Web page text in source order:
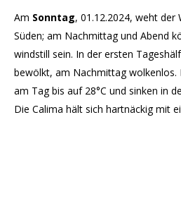
Am Sonntag, 01.12.2024, weht der
Süden; am Nachmittag und Abend
windstill sein. In der ersten
bewölkt, am Nachmittag wolkenlos.
am Tag bis auf 28°C und sinken in
Die Calima hält sich hartnäckig mit